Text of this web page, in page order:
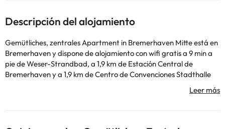
Descripción del alojamiento
Gemütliches, zentrales Apartment in Bremerhaven Mitte está en
Bremerhaven y dispone de alojamiento con wifi gratis a 9 min a
pie de Weser-Strandbad, a 1,9 km de Estación Central de
Bremerhaven y a 1,9 km de Centro de Convenciones Stadthalle
Bremerhaven. Este apartamento está a 44 km de Mirador
portuario Alte Liebe y a 43 km de Central Station Cuxhaven. Este